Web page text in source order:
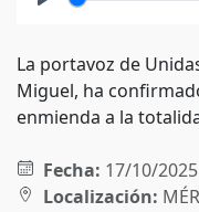
La portavoz de
Miguel, ha
enmienda a la
Fecha: 17/10/2025
Localización: